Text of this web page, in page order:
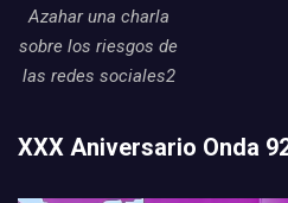
Azahar una charla
sobre los riesgos de
las redes sociales2
XXX Aniversario Onda